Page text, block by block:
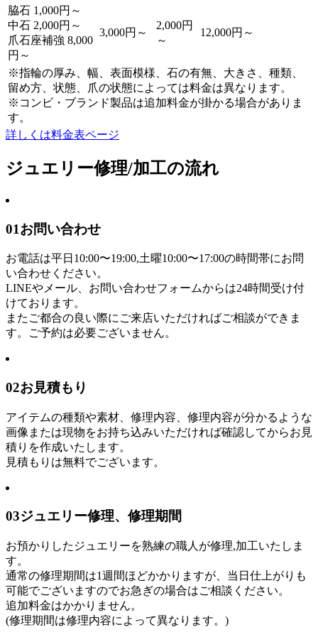
脇石 1,000円～
中石 2,000円～
爪石座補強 8,000
円～
3,000円～
2,000円
～
12,000円～
※指輪の厚み、幅、表面模様、石の有無、大きさ、種類、
留め方、状態、爪の状態によっては料金は異なります。
※コンビ・ブランド製品は追加料金が掛かる場合がありま
す。
詳しくは料金表ページ
ジュエリー修理/加工の流れ
01お問い合わせ
お電話は平日10:00〜19:00,土曜10:00〜17:00の時間帯にお問
い合わせください。
LINEやメール、お問い合わせフォームからは24時間受け付
けております。
またご都合の良い際にご来店いただければご相談ができま
す。ご予約は必要ございません。
02お見積もり
アイテムの種類や素材、修理内容、修理内容が分かるような
画像または現物をお持ち込みいただければ確認してからお見
積りを作成いたします。
見積もりは無料でございます。
03ジュエリー修理、修理期間
お預かりしたジュエリーを熟練の職人が修理,加工いたしま
す。
通常の修理期間は1週間ほどかかりますが、当日仕上がりも
可能でございますのでお急ぎの場合はご相談ください。
追加料金はかかりません。
(修理期間は修理内容によって異なります。)